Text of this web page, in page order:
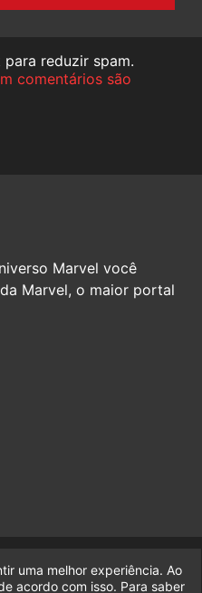
reduzir spam.
comentários são
Marvel você
Marvel, o maior portal
uma empresa da Legado
uma melhor experiência. Ao
acordo com isso. Para saber